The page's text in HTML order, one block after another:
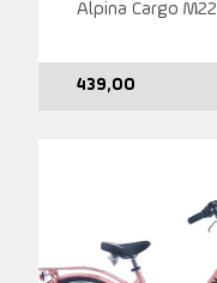
Alpina Cargo
439,00